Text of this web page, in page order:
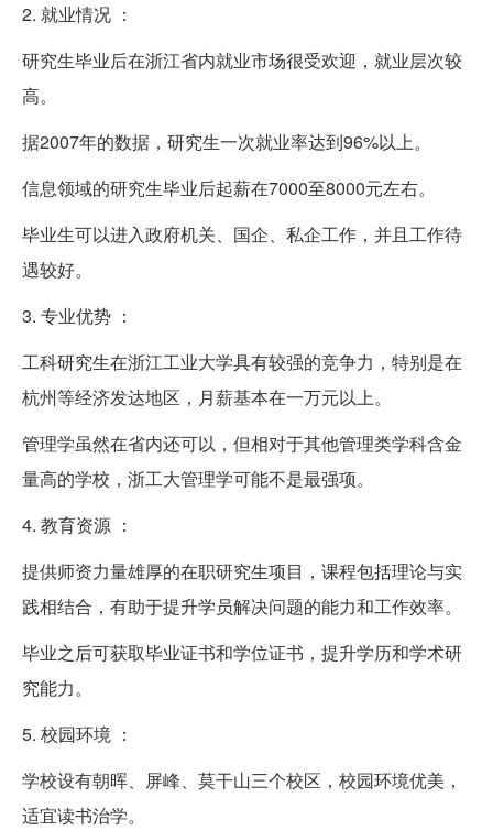
2. 就业情况 ：
研究生毕业后在浙江省内就业市场很受欢迎，就业层次较
高。
据2007年的数据，研究生一次就业率达到96%以上。
信息领域的研究生毕业后起薪在7000至8000元左右。
毕业生可以进入政府机关、国企、私企工作，并且工作待
遇较好。
3. 专业优势 ：
工科研究生在浙江工业大学具有较强的竞争力，特别是在
杭州等经济发达地区，月薪基本在一万元以上。
管理学虽然在省内还可以，但相对于其他管理类学科含金
量高的学校，浙工大管理学可能不是最强项。
4. 教育资源 ：
提供师资力量雄厚的在职研究生项目，课程包括理论与实
践相结合，有助于提升学员解决问题的能力和工作效率。
毕业之后可获取毕业证书和学位证书，提升学历和学术研
究能力。
5. 校园环境 ：
学校设有朝晖、屏峰、莫干山三个校区，校园环境优美，
适宜读书治学。